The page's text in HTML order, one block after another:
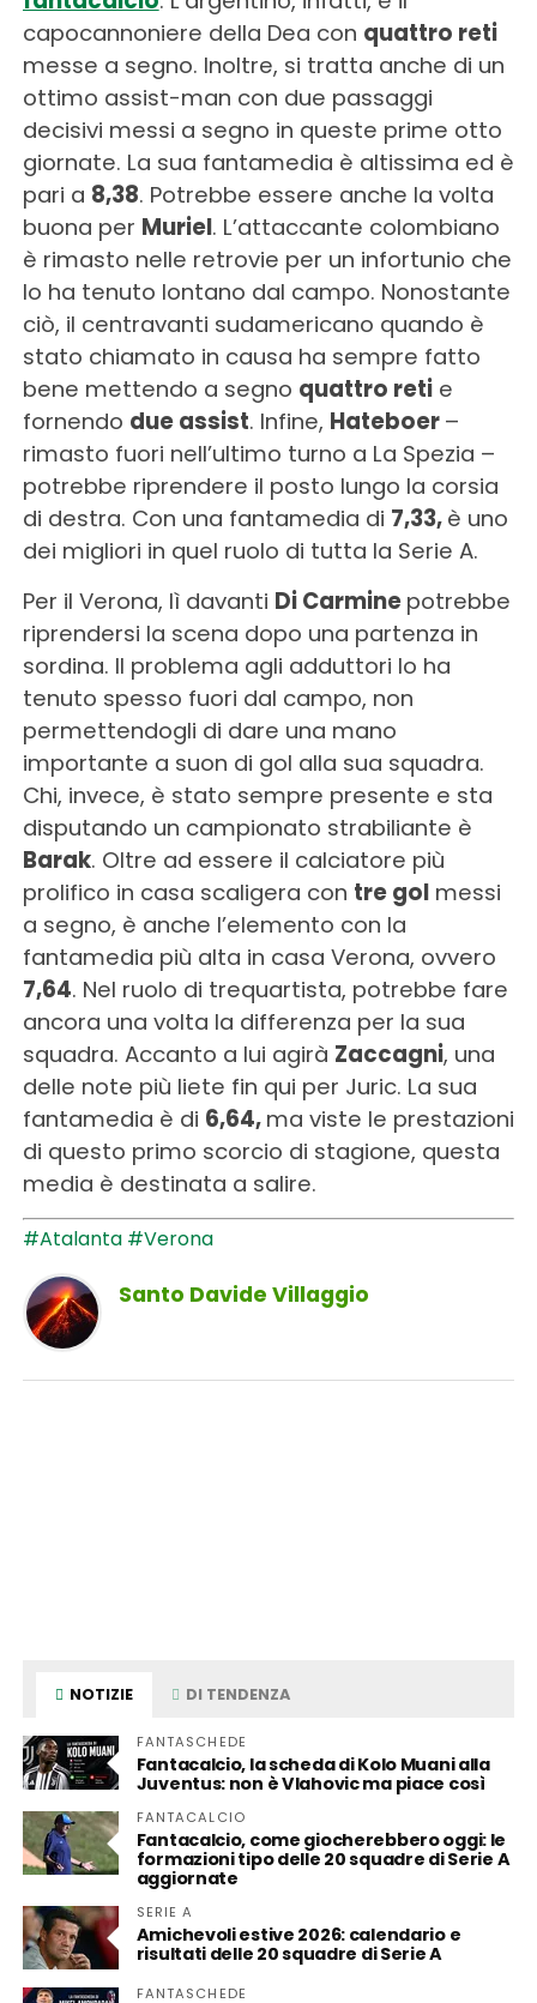
capocannoniere della Dea con quattro reti
messe a segno. Inoltre, si tratta anche di un
ottimo assist-man con due passaggi
decisivi messi a segno in queste prime otto
giornate. La sua fantamedia è altissima ed è
pari a 8,38. Potrebbe essere anche la volta
buona per Muriel. L’attaccante colombiano
è rimasto nelle retrovie per un infortunio che
lo ha tenuto lontano dal campo. Nonostante
ciò, il centravanti sudamericano quando è
stato chiamato in causa ha sempre fatto
bene mettendo a segno quattro retie
fornendo due assist. Infine, Hateboer –
rimasto fuori nell’ultimo turno a La Spezia –
potrebbe riprendere il posto lungo la corsia
di destra. Con una fantamedia di 7,33, è uno
dei migliori in quel ruolo di tutta la Serie A.
Per il Verona, lì davanti Di Carmine potrebbe
riprendersi la scena dopo una partenza in
sordina. Il problema agli adduttori lo ha
tenuto spesso fuori dal campo, non
permettendogli di dare una mano
importante a suon di gol alla sua squadra.
Chi, invece, è stato sempre presente e sta
disputando un campionato strabiliante è
Barak. Oltre ad essere il calciatore più
prolifico in casa scaligera con tre golmessi
a segno, è anche l’elemento con la
fantamedia più alta in casa Verona, ovvero
7,64. Nel ruolo di trequartista, potrebbe fare
ancora una volta la differenza per la sua
squadra. Accanto a lui agirà Zaccagni, una
delle note più liete fin qui per Juric. La sua
fantamedia è di 6,64, ma viste le prestazioni
di questo primo scorcio di stagione, questa
media è destinata a salire.
#Atalanta #Verona
Santo Davide Villaggio
NOTIZIE DI TENDENZA
FANTASCHEDE
Fantacalcio, la scheda di Kolo Muani alla
Juventus: non è Vlahovic ma piace così
FANTACALCIO
Fantacalcio, come giocherebbero oggi: le
formazioni tipo delle 20 squadre di Serie A
aggiornate
SERIE A
Amichevoli estive 2026: calendario e
risultati delle 20 squadre di Serie A
FANTASCHEDE